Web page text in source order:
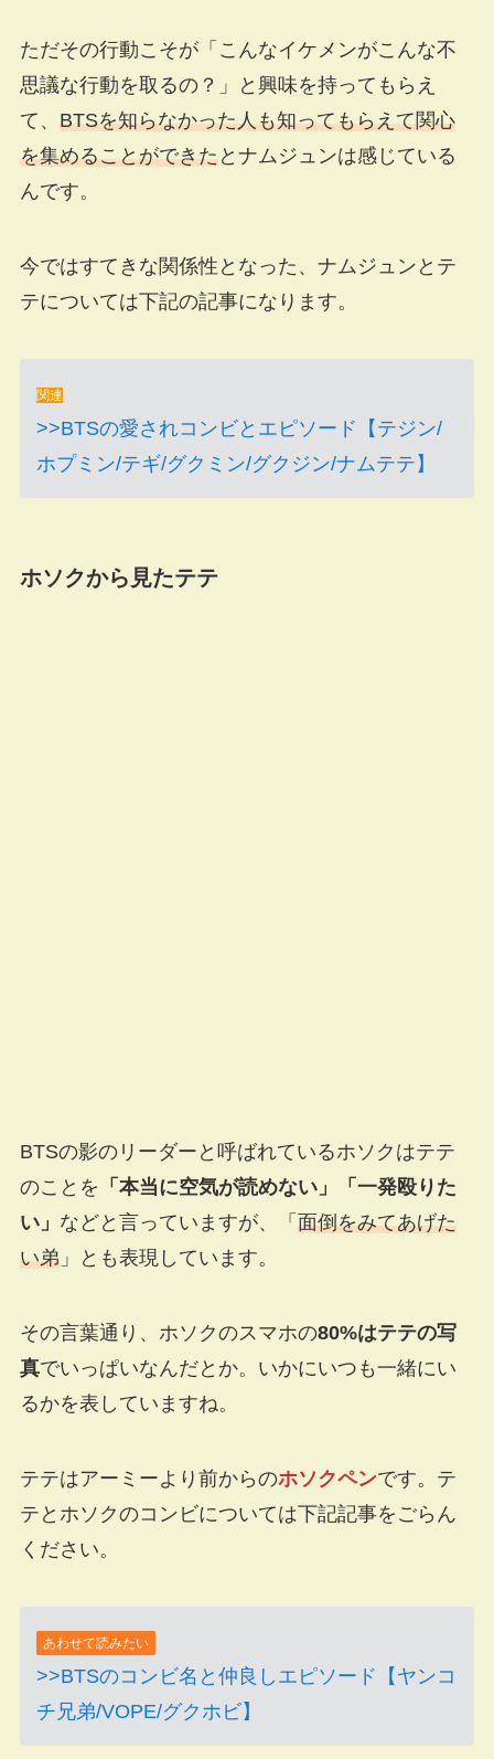
ただその行動こそが「こんなイケメンがこんな不
思議な行動を取るの？」と興味を持ってもらえ
て、 BTSを知らなかった人も知ってもらえて関心
を集めることができたとナムジュンは感じている
んです。
今ではすてきな関係性となった、ナムジュンとテ
テについては下記の記事になります。
関連
>>BTSの愛されコンビとエピソード【テジン/
ホプミン/テギ/グクミン/グクジン/ナムテテ】
ホソクから見たテテ
BTSの影のリーダーと呼ばれているホソクはテテ
のことを 「本当に空気が読めない」「一発殴りた
い」 などと言っていますが、「 面倒をみてあげた
い弟」とも表現しています。
その言葉通り、ホソクのスマホの80%はテテの写
真でいっぱいなんだとか。いかにいつも一緒にい
るかを表していますね。
テテはアーミーより前からのホソクペンです。テ
テとホソクのコンビについては下記記事をごらん
ください。
あわせて読みたい
>>BTSのコンビ名と仲良しエピソード【ヤンコ
チ兄弟/VOPE/グクホビ】